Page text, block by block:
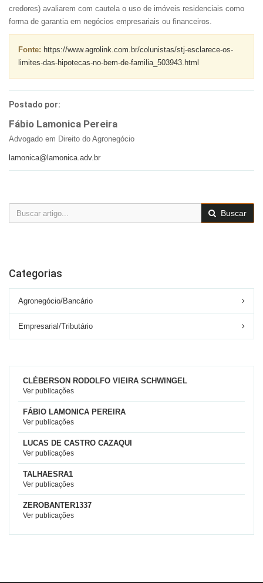
credores) avaliarem com cautela o uso de imóveis residenciais como
forma de garantia em negócios empresariais ou financeiros.
Fonte: https://www.agrolink.com.br/colunistas/stj-esclarece-os-
limites-das-hipotecas-no-bem-de-familia_503943.html
Postado por:
Fábio Lamonica Pereira
Advogado em Direito do Agronegócio
lamonica@lamonica.adv.br
Buscar
Categorias
Agronegócio/Bancário
Empresarial/Tributário
CLÉBERSON RODOLFO VIEIRA SCHWINGEL
Ver publicações
FÁBIO LAMONICA PEREIRA
Ver publicações
LUCAS DE CASTRO CAZAQUI
Ver publicações
TALHAESRA1
Ver publicações
ZEROBANTER1337
Ver publicações